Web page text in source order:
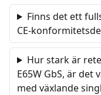
Finns det ett
CE-
Hur stark är
E65W GbS, är
med växlande